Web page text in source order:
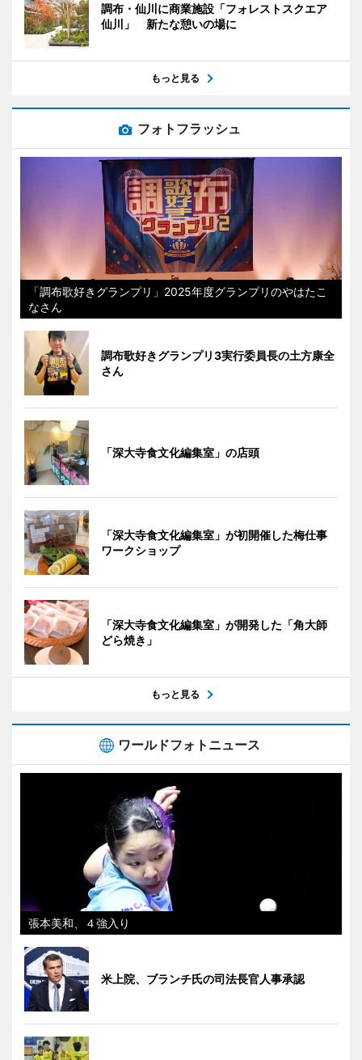
調布・仙川に商業施設「フォレストスクエア
仙川」 新たな憩いの場に
もっと見る
フォトフラッシュ
「調布歌好きグランプリ」2025年度グランプリのやはたこ
なさん
調布歌好きグランプリ3実行委員長の土方康全
さん
「深大寺食文化編集室」の店頭
「深大寺食文化編集室」が初開催した梅仕事
ワークショップ
「深大寺食文化編集室」が開発した「角大師
どら焼き」
もっと見る
ワールドフォトニュース
張本美和、４強入り
米上院、ブランチ氏の司法長官人事承認